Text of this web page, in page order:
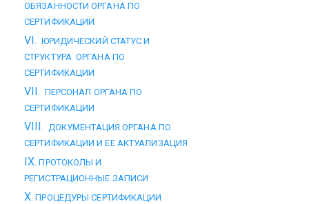
ОБЯЗАННОСТИ ОРГАНА ПО
СЕРТИФИКАЦИИ
VI . ЮРИДИЧЕСКИЙ СТАТУС И
СТРУКТУРА ОРГАНА ПО
СЕРТИФИКАЦИИ
VII . ПЕРСОНАЛ ОРГАНА ПО
СЕРТИФИКАЦИИ
VIII . ДОКУМЕНТАЦИЯ ОРГАНА ПО
СЕРТИФИКАЦИИ И ЕЕ АКТУАЛИЗАЦИЯ
IX . ПРОТОКОЛЫ И
РЕГИСТРАЦИОННЫЕ ЗАПИСИ
X . ПРОЦЕДУРЫ СЕРТИФИКАЦИИ